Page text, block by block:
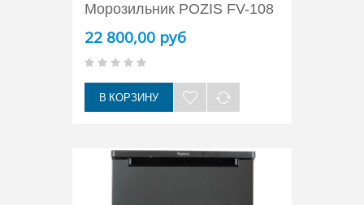
Морозильник POZIS FV-108
22 800,00 руб
В КОРЗИНУ